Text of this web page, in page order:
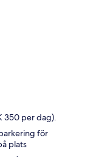
350 per dag).
för
plats